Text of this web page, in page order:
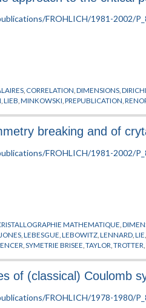
CORRELATION ,DIMENSIONS ,
,LIEB ,MINKOWSKI ,PREPUBLICATION ,
breaking and of
MATHEMATIQUE ,
JONES ,LEBESGUE ,LEBOWITZ ,LENNARD ,LIE
,SYMETRIE BRISEE ,TAYLOR ,TROTTER
of (classical) Coulomb